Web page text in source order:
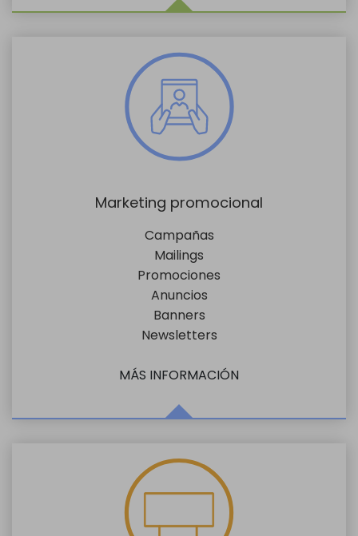
Marketing promocional
Campañas
Mailings
Promociones
Anuncios
Banners
Newsletters
MÁS INFORMACIÓN